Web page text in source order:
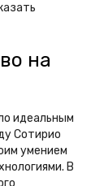
на
идеальным
Сотирио
умением
В